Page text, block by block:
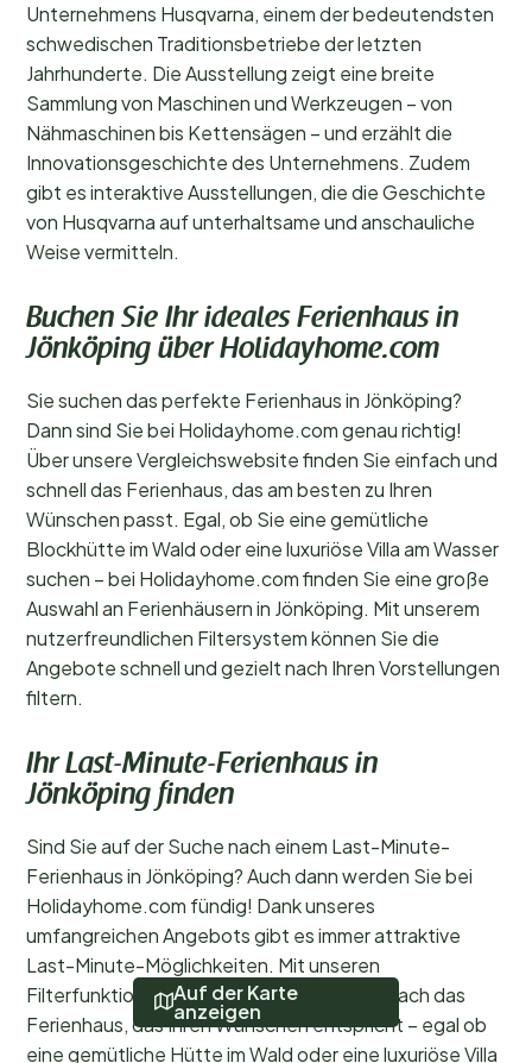
Unternehmens Husqvarna, einem der bedeutendsten
schwedischen Traditionsbetriebe der letzten
Jahrhunderte. Die Ausstellung zeigt eine breite
Sammlung von Maschinen und Werkzeugen – von
Nähmaschinen bis Kettensägen – und erzählt die
Innovationsgeschichte des Unternehmens. Zudem
gibt es interaktive Ausstellungen, die die Geschichte
von Husqvarna auf unterhaltsame und anschauliche
Weise vermitteln.
Buchen Sie Ihr ideales Ferienhaus in
Jönköping über Holidayhome.com
Sie suchen das perfekte Ferienhaus in Jönköping?
Dann sind Sie bei Holidayhome.com genau richtig!
Über unsere Vergleichswebsite finden Sie einfach und
schnell das Ferienhaus, das am besten zu Ihren
Wünschen passt. Egal, ob Sie eine gemütliche
Blockhütte im Wald oder eine luxuriöse Villa am Wasser
suchen – bei Holidayhome.com finden Sie eine große
Auswahl an Ferienhäusern in Jönköping. Mit unserem
nutzerfreundlichen Filtersystem können Sie die
Angebote schnell und gezielt nach Ihren Vorstellungen
filtern.
Ihr Last-Minute-Ferienhaus in
Jönköping finden
Sind Sie auf der Suche nach einem Last-Minute-
Ferienhaus in Jönköping? Auch dann werden Sie bei
Holidayhome.com fündig! Dank unseres
umfangreichen Angebots gibt es immer attraktive
Last-Minute-Möglichkeiten. Mit unseren
Filterfunktionen finden Sie schnell und einfach das
Ferienhaus, das Ihren Wünschen entspricht – egal ob
eine gemütliche Hütte im Wald oder eine luxuriöse Villa
Auf der Karte
anzeigen